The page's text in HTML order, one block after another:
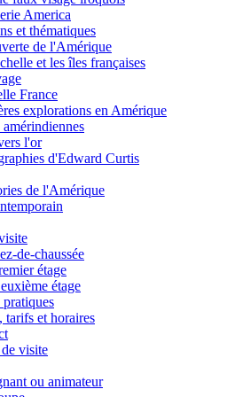
America
et thématiques
de l'Amérique
et les îles françaises
France
explorations en Amérique
l'or
d'Edward Curtis
de l'Amérique
de-chaussée
étage
étage
tarifs et horaires
visite
ou animateur